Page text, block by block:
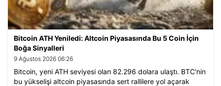
Bitcoin ATH Yeniledi: Altcoin Piyasasında Bu 5 Coin İçin
Boğa Sinyalleri
9 Ağustos 2026 06:26
Bitcoin, yeni ATH seviyesi olan 82.296 dolara ulaştı. BTC'nin
bu yükselişi altcoin piyasasında sert rallilere yol açarak